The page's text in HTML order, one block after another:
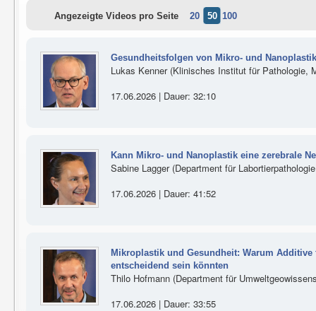
Angezeigte Videos pro Seite 20 50 100
Gesundheitsfolgen von Mikro- und
Lukas Kenner (Klinisches Institut für Pathologie,
17.06.2026 | Dauer: 32:10
Kann Mikro- und Nanoplastik eine zerebrale
Sabine Lagger (Department für
17.06.2026 | Dauer: 41:52
Mikroplastik und Gesundheit: Warum
entscheidend sein könnten
Thilo Hofmann (Department für
17.06.2026 | Dauer: 33:55